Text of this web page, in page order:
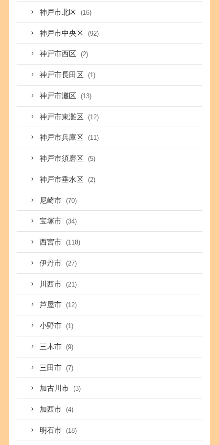
神戸市北区 (16)
神戸市中央区 (92)
神戸市西区 (2)
神戸市長田区 (1)
神戸市灘区 (13)
神戸市東灘区 (12)
神戸市兵庫区 (11)
神戸市須磨区 (5)
神戸市垂水区 (2)
尼崎市 (70)
宝塚市 (34)
西宮市 (118)
伊丹市 (27)
川西市 (21)
芦屋市 (12)
小野市 (1)
三木市 (9)
三田市 (7)
加古川市 (3)
加西市 (4)
明石市 (18)